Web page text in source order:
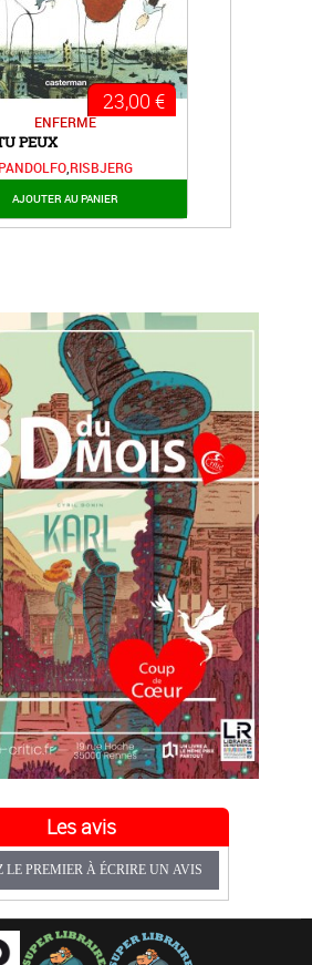
ENFERME
PEUX
PANDOLFO RISBJERG
23,00 €
AJOUTER AU PANIER
Les avis
LE PREMIER À ÉCRIRE UN AVIS